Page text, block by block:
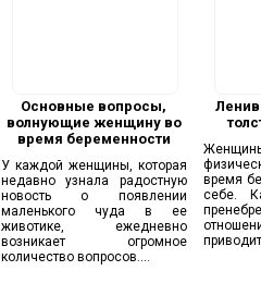
Основные вопросы,
волнующие женщину во
время беременности
У каждой женщины, которая
недавно узнала радостную
новость о появлении
маленького чуда в ее
животике, ежедневно
возникает огромное
количество вопросов....
время
себе.